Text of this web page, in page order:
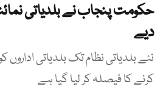
حکومت پنجاب نے بلدیاتی
دیے
نئے بلدیاتی نظام تک بلدیاتی اداروں
کرنے کا فیصلہ کر لیا گیا ہے